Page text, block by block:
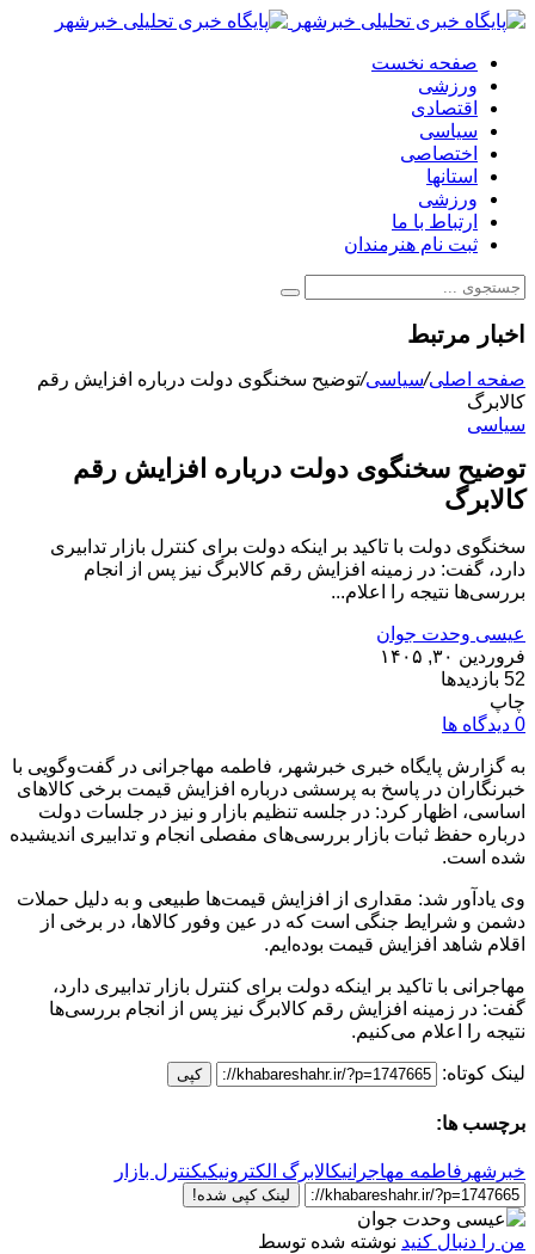
صفحه نخست
ورزشی
اقتصادی
سیاسی
اختصاصی
استانها
ورزشی
ارتباط با ما
ثبت نام هنرمندان
اخبار مرتبط
صفحه اصلی/سیاسی/توضیح سخنگوی دولت درباره افزایش رقم
کالابرگ
سیاسی
توضیح سخنگوی دولت درباره افزایش رقم
کالابرگ
سخنگوی دولت با تاکید بر اینکه دولت برای کنترل بازار تدابیری
دارد، گفت: در زمینه افزایش رقم کالابرگ نیز پس از انجام
بررسی‌ها نتیجه را اعلام...
عیسی وحدت جوان
فروردین ۳۰, ۱۴۰۵
52 بازدیدها
چاپ
0 دیدگاه ها
به گزارش پایگاه خبری خبرشهر، فاطمه مهاجرانی در گفت‌وگویی با
خبرنگاران در پاسخ به پرسشی درباره افزایش قیمت برخی کالاهای
اساسی، اظهار کرد: در جلسه تنظیم بازار و نیز در جلسات دولت
درباره حفظ ثبات بازار بررسی‌های مفصلی انجام و تدابیری اندیشیده
شده است.
وی یادآور شد: مقداری از افزایش قیمت‌ها طبیعی و به دلیل حملات
دشمن و شرایط جنگی است که در عین وفور کالاها، در برخی از
اقلام شاهد افزایش قیمت بوده‌ایم.
مهاجرانی با تاکید بر اینکه دولت برای کنترل بازار تدابیری دارد،
گفت: در زمینه افزایش رقم کالابرگ نیز پس از انجام بررسی‌ها
نتیجه را اعلام می‌کنیم.
لینک کوتاه: کپی
برچسب ها:
خبرشهر فاطمه مهاجرانیکالابرگ الکترونیکیکنترل بازار
لینک کپی شده!
من را دنبال کنید نوشته شده توسط